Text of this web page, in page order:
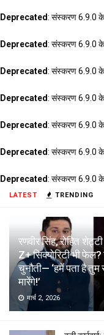
Deprecated: संस्करण 6.9.0
Deprecated: संस्करण 6.9.0
Deprecated: संस्करण 6.9.0
Deprecated: संस्करण 6.9.0
Deprecated: संस्करण 6.9.0
Deprecated: संस्करण 6.9.0
Deprecated: संस्करण 6.9.0
Deprecated: संस्करण 6.9.0
Deprecated: संस्करण 6.9.0
Deprecated : संस्करण 6.9.0
Deprecated: संस्करण 6.9.0
LATEST TRENDING
रणवीर सिंह, रोहित
Z+ सिक्योरिटी भी
चुनौती— ‘हमें पता है तुम
मारेंगे!’
मार्च 2, 2026